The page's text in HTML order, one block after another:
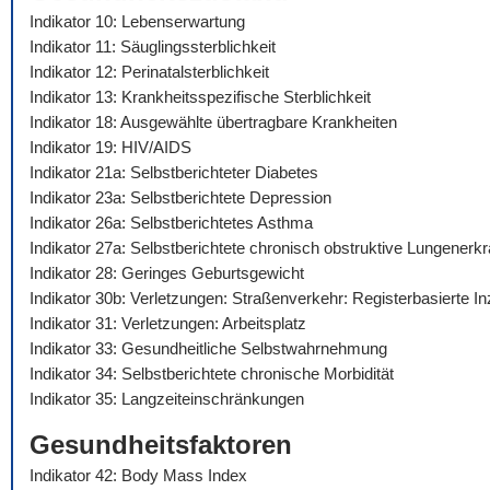
Indikator 10: Lebenserwartung
Indikator 11: Säuglingssterblichkeit
Indikator 12: Perinatalsterblichkeit
Indikator 13: Krankheitsspezifische Sterblichkeit
Indikator 18: Ausgewählte übertragbare Krankheiten
Indikator 19: HIV/AIDS
Indikator 21a: Selbstberichteter Diabetes
Indikator 23a: Selbstberichtete Depression
Indikator 26a: Selbstberichtetes Asthma
Indikator 27a: Selbstberichtete chronisch obstruktive
Indikator 28: Geringes Geburtsgewicht
Indikator 30b: Verletzungen: Straßenverkehr: Registerbasierte
Indikator 31: Verletzungen: Arbeitsplatz
Indikator 33: Gesundheitliche Selbstwahrnehmung
Indikator 34: Selbstberichtete chronische Morbidität
Indikator 35: Langzeiteinschränkungen
Gesundheitsfaktoren
Indikator 42: Body Mass Index